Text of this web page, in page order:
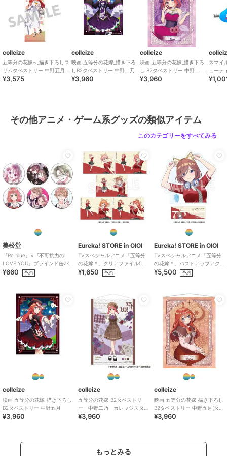
colleize
五等分の花嫁∽_描き下ろしス
リムタペストリー 中野五月
バカンス ver.
¥3,575
colleize
映画 五等分の花嫁_描き下ろ
しB2タペストリー 中野二乃
¥3,960
colleize
映画 五等分の花嫁_描き下ろ
し B2タペストリー 中野二乃
(タロットver)
¥3,960
スマイ
ューテ
リップ
その他アニメ・ゲーム系グッズの類似アイテム
このカテゴリーをすべてみる
美松堂
『Re:blue』×『不可抗力のI
LOVE YOU』ブラインド缶バ
ッジ（全6種）
¥660 予約
Eureka! STORE in OIOI
TVスペシャルアニメ「五等分
の花嫁＊」クリアファイル5種
セット
¥1,650 予約
Eureka! STORE in OIOI
TVスペシャルアニメ「五等分
の花嫁＊」バストアップアク
リルメガスタンド 三玖
¥5,500 予約
colleize
映画 五等分の花嫁_描き下ろし
B2タペストリー 中野五月
¥3,960
colleize
五等分の花嫁_B2タペストリ
ー 中野二乃 カレッジスタ
イル
¥3,960
colleize
映画 五等分の花嫁_描き下ろし
B2タペストリー 中野五月(タロ
ットver)
¥3,960
もっとみる